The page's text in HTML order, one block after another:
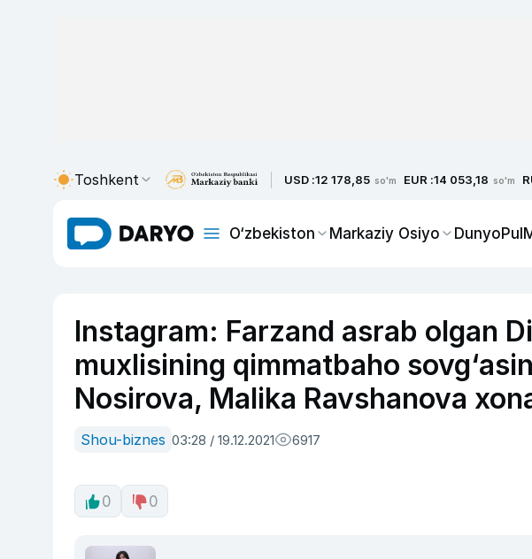
Toshkent USD :12 178,85 so'm EUR :14 053,18 so'm
O‘zbekiston Markaziy Osiyo DunyoPul
Instagram: Farzand asrab olgan
muxlisining qimmatbaho
Nosirova, Malika Ravshanova
Shou-biznes 03:28 / 19.12.2021 6917
0 0